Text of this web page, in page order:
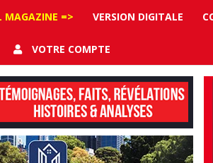
MAGAZINE => VERSION DIGITALE
VOTRE COMPTE